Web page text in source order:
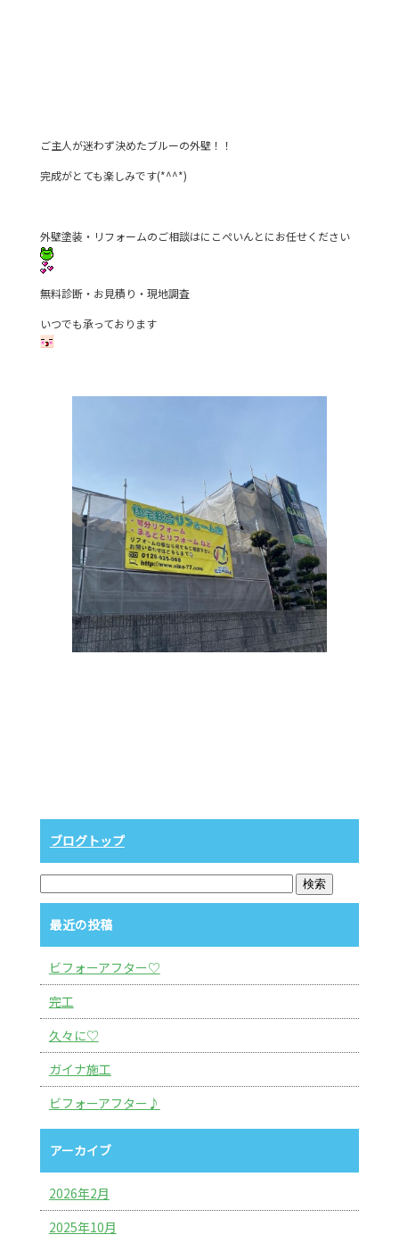
ご主人が迷わず決めたブルーの外壁！！
完成がとても楽しみです(*^^*)
外壁塗装・リフォームのご相談はにこぺいんとにお任せください
無料診断・お見積り・現地調査
いつでも承っております
ブログトップ
最近の投稿
ビフォーアフター♡
完工
久々に♡
ガイナ施工
ビフォーアフター♪
アーカイブ
2026年2月
2025年10月